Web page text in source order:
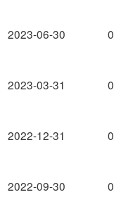
2023-06-30
2023-03-31
2022-12-31
2022-09-30